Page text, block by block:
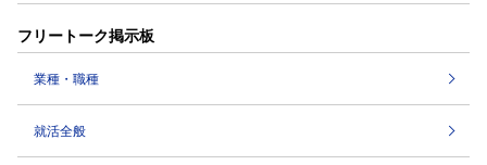
フリートーク掲示板
業種・職種
就活全般